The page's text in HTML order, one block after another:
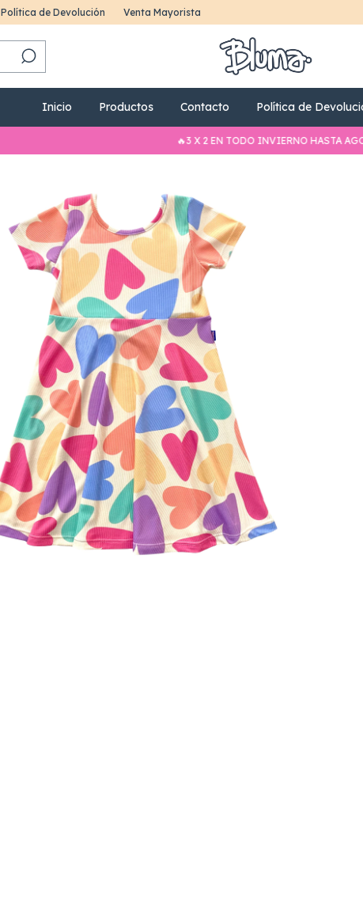
Política de Devolución Venta Mayorista
Inicio Productos Contacto Política de
🔥3 X 2 EN TODO INVIERNO HASTA AGOTAR